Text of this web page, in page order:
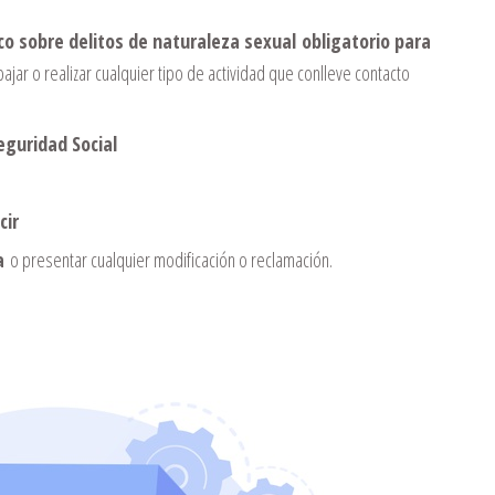
sobre delitos de naturaleza sexual obligatorio para
o realizar cualquier tipo de actividad que conlleve contacto
Social
o presentar cualquier modificación o reclamación.